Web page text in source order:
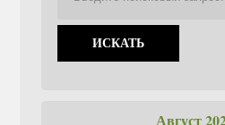
Август